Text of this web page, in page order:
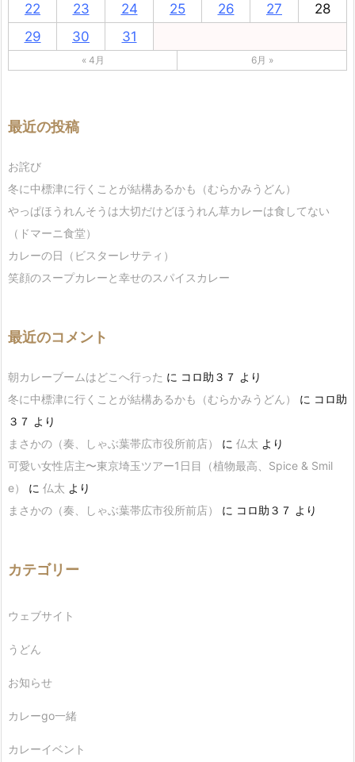
22 23 24 25 26 27
28
29
30 31
« 4月 6月 »
最近の投稿
お詫び
冬に中標津に行くことが結構あるかも（むらかみうどん）
やっぱほうれんそうは大切だけどほうれん草カレーは食してない
（ドマーニ食堂）
カレーの日（ビスターレサティ）
笑顔のスープカレーと幸せのスパイスカレー
最近のコメント
朝カレーブームはどこへ行った に コロ助３７ より
冬に中標津に行くことが結構あるかも（むらかみうどん）
に コロ助
３７ より
まさかの（奏、しゃぶ葉帯広市役所前店）
に 仏太 より
可愛い女性店主〜東京埼玉ツアー1日目（植物最高、Spice & Smil
e）
に 仏太 より
まさかの（奏、しゃぶ葉帯広市役所前店）
に コロ助３７ より
カテゴリー
ウェブサイト
うどん
お知らせ
カレーgo一緒
カレーイベント